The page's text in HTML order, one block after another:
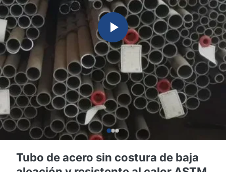
Tubo de acero sin costura de baja